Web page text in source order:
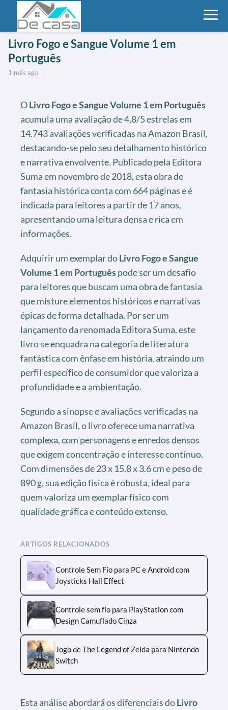
Livro Fogo e Sangue Volume 1 em
Português
1 mês ago
OLivro Fogo e Sangue Volume 1 em Português
acumula uma avaliação de 4,8/5 estrelas em
14.743 avaliações verificadas na Amazon Brasil,
destacando-se pelo seu detalhamento histórico
e narrativa envolvente. Publicado pela Editora
Suma em novembro de 2018, esta obra de
fantasia histórica conta com 664 páginas e é
indicada para leitores a partir de 17 anos,
apresentando uma leitura densa e rica em
informações.
Adquirir um exemplar doLivro Fogo e Sangue
Volume 1 em Portuguêspode ser um desafio
para leitores que buscam uma obra de fantasia
que misture elementos históricos e narrativas
épicas de forma detalhada. Por ser um
lançamento da renomada Editora Suma, este
livro se enquadra na categoria de literatura
fantástica com ênfase em história, atraindo um
perfil específico de consumidor que valoriza a
profundidade e a ambientação.
Segundo a sinopse e avaliações verificadas na
Amazon Brasil, o livro oferece uma narrativa
complexa, com personagens e enredos densos
que exigem concentração e interesse contínuo.
Com dimensões de 23 x 15.8 x 3.6 cm e peso de
890 g, sua edição física é robusta, ideal para
quem valoriza um exemplar físico com
qualidade gráfica e conteúdo extenso.
ARTIGOS RELACIONADOS
Controle Sem Fio para PC e Android com
Joysticks Hall Effect
Controle sem fio para PlayStation com
Design Camuflado Cinza
Jogo de The Legend of Zelda para Nintendo
Switch
Esta análise abordará os diferenciais doLivro